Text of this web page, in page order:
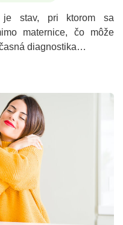
je stav, pri ktorom sa
maternice, čo môže
diagnostika…